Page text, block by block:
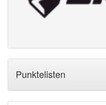
Punktelisten